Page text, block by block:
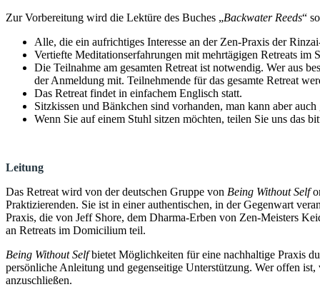
Zur Vorbereitung wird die Lektüre des Buches „Backwater Reeds“
Alle, die ein aufrichtiges Interesse an der Zen-Praxis der
Vertiefte Meditationserfahrungen mit mehrtägigen Retreats im
Die Teilnahme am gesamten Retreat ist notwendig. Wer aus
der Anmeldung mit. Teilnehmende für das gesamte Retreat
Das Retreat findet in einfachem Englisch statt.
Sitzkissen und Bänkchen sind vorhanden, man kann aber
Wenn Sie auf einem Stuhl sitzen möchten, teilen Sie uns das
Leitung
Das Retreat wird von der deutschen Gruppe von Being Without Self
Praktizierenden. Sie ist in einer authentischen, in der Gegenwart
Praxis, die von Jeff Shore, dem Dharma-Erben von Zen-Meisters
an Retreats im Domicilium teil.
Being Without Selfbietet Möglichkeiten für eine nachhaltige Praxis
persönliche Anleitung und gegenseitige Unterstützung. Wer offen
anzuschließen.